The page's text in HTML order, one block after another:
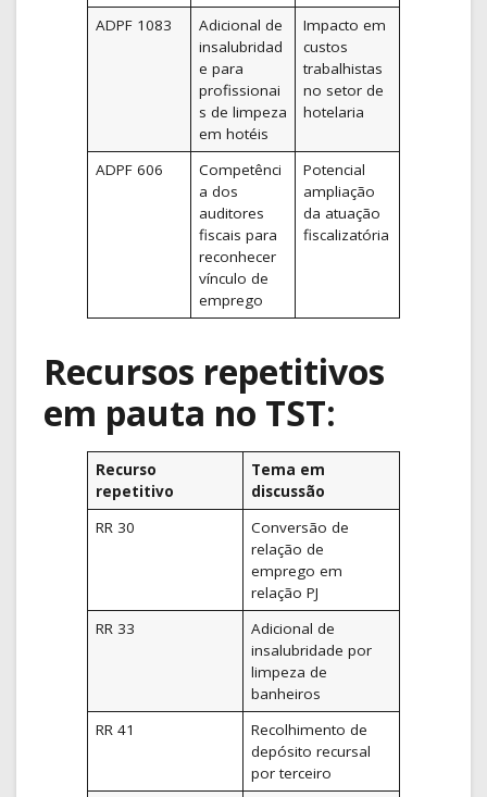
ADPF 1083
Adicional de
insalubridad
e para
profissionai
s de limpeza
em hotéis
Impacto em
custos
trabalhistas
no setor de
hotelaria
ADPF 606
Competênci
a dos
auditores
fiscais para
reconhecer
vínculo de
emprego
Potencial
ampliação
da atuação
fiscalizatória
Recursos repetitivos
em pauta no TST:
Recurso
repetitivo
Tema em
discussão
RR 30
Conversão de
relação de
emprego em
relação PJ
RR 33
Adicional de
insalubridade por
limpeza de
banheiros
RR 41
Recolhimento de
depósito recursal
por terceiro